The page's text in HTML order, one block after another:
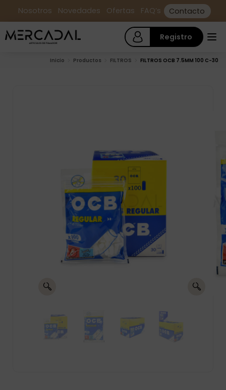
Nosotros Novedades Ofertas FAQ’s Contacto
Registro
Inicio Productos FILTROS FILTROS OCB 7.5MM 100 C-30